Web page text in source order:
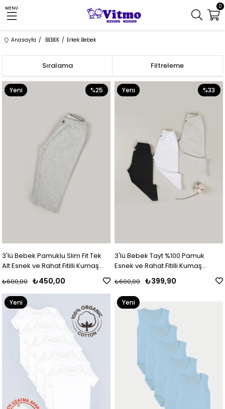
MENU 0
Anasayfa BEBEK Erkek Bebek
Filtreleme
Sıralama
3'lü Bebek Pamuklu Slim Fit Tek
Alt Esnek ve Rahat Fitilli Kumaş
₺450,00
₺600,00
%25
Yeni
3'lü Bebek Tayt %100 Pamuk
Esnek ve Rahat Fitilli Kumaş
₺399,90
₺600,00
%33
Yeni
Yeni
Ürün
Yeni